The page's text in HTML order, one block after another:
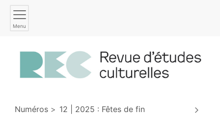
Menu
Numéros 12 | 2025 : Fêtes de fin